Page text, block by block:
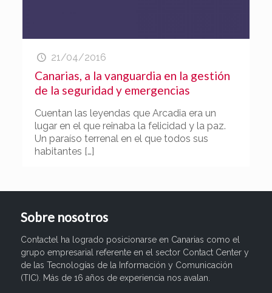
21/04/2016
Canarias, a la vanguardia en la gestión
de la seguridad y emergencias
Cuentan las leyendas que Arcadia era un
lugar en el que reinaba la felicidad y la paz.
Un paraíso terrenal en el que todos sus
habitantes […]
Sobre nosotros
Contactel ha logrado posicionarse en Canarias como el
grupo empresarial referente en el sector Contact Center y
de las Tecnologías de la Información y Comunicación
(TIC). Más de 16 años de experiencia nos avalan.